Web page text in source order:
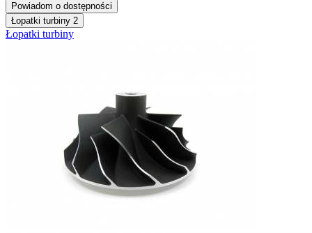
Powiadom o dostępności
Łopatki turbiny 2
Łopatki turbiny